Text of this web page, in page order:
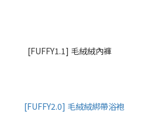
[FUFFY1.1] 毛絨絨內褲